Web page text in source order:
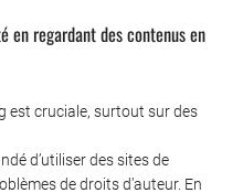
en regardant des contenus en
est cruciale, surtout sur des
d’utiliser des sites de
de droits d’auteur. En